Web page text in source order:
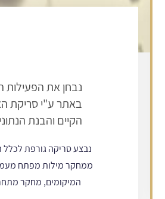
נבחן את הפעילות
באתר ע"י סריקת
הקיים והבנת
נבצע סריקה גורפת
ממחקר מילות מפתח
המיקומים, מחקר